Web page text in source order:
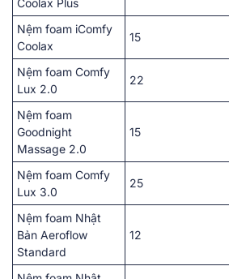
Nệm foam iComfy
Coolax
15
Nệm foam Comfy
Lux 2.0
22
Nệm foam
Goodnight
Massage 2.0
15
Nệm foam Comfy
Lux 3.0
25
Nệm foam Nhật
Bản Aeroflow
Standard
12